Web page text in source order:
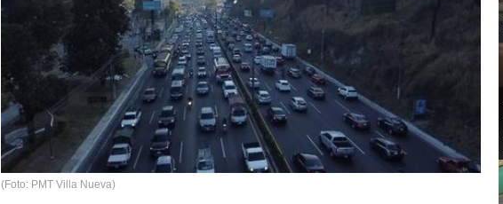
(Foto: PMT Villa Nueva)